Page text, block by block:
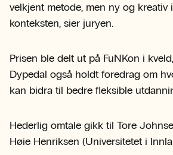
velkjent metode, men ny og kreativ
konteksten, sier juryen.
Prisen ble delt ut på FuNKon i
Dypedal også holdt foredrag om
kan bidra til bedre fleksible
Hederlig omtale gikk til Tore
Høie Henriksen (Universitetet i